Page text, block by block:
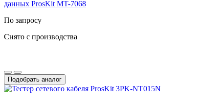
данных ProsKit MT-7068
По запросу
Снято с производства
Подобрать аналог